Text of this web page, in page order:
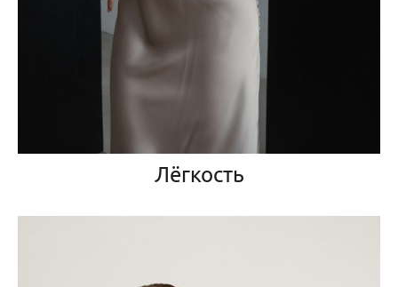
Лёгкость